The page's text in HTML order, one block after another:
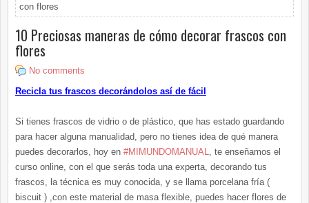
con flores
10 Preciosas maneras de cómo decorar frascos con
flores
No comments
Recicla tus frascos decorándolos así de fácil
Si tienes frascos de vidrio o de plástico, que has estado guardando
para hacer alguna manualidad, pero no tienes idea de qué manera
puedes decorarlos, hoy en #MIMUNDOMANUAL
, te enseñamos el
curso online, con el que serás toda una experta, decorando tus
frascos, la técnica es muy conocida, y se llama porcelana fría (
biscuit ) ,con este material de masa flexible, puedes hacer flores de